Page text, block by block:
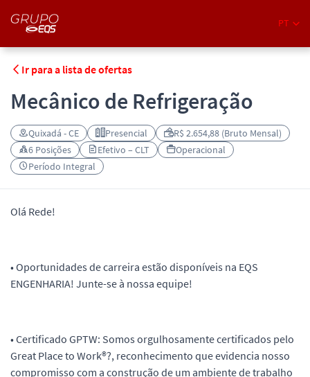
PT
Ir para a lista de ofertas
Mecânico de Refrigeração
Quixadá - CE Presencial
R$ 2.654,88 (Bruto Mensal)
6 Posições
Efetivo – CLT
Operacional
Período Integral
Olá Rede!
• Oportunidades de carreira estão disponíveis na EQS
ENGENHARIA! Junte-se à nossa equipe!
• Certificado GPTW: Somos orgulhosamente certificados pelo
Great Place to Work®?, reconhecimento que evidencia nosso
compromisso com a construção de um ambiente de trabalho